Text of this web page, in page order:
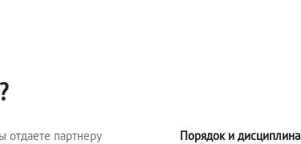
отдаете партнеру
Порядок и дисциплина